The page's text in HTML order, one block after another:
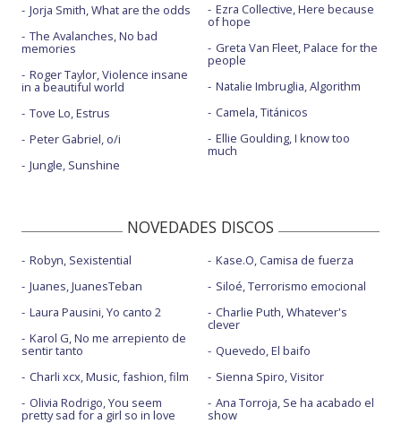
Jorja Smith, What are the odds
The Avalanches, No bad
memories
Roger Taylor, Violence insane
in a beautiful world
Tove Lo, Estrus
Peter Gabriel, o/i
Jungle, Sunshine
Ezra Collective, Here because
of hope
Greta Van Fleet, Palace for the
people
Natalie Imbruglia, Algorithm
Camela, Titánicos
Ellie Goulding, I know too
much
NOVEDADES DISCOS
Robyn, Sexistential
Juanes, JuanesTeban
Laura Pausini, Yo canto 2
Karol G, No me arrepiento de
sentir tanto
Charli xcx, Music, fashion, film
Olivia Rodrigo, You seem
pretty sad for a girl so in love
Kase.O, Camisa de fuerza
Siloé, Terrorismo emocional
Charlie Puth, Whatever's
clever
Quevedo, El baifo
Sienna Spiro, Visitor
Ana Torroja, Se ha acabado el
show